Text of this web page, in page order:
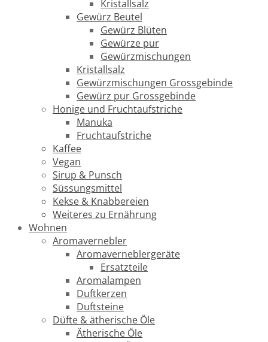
Kristallsalz
Gewürz Beutel
Gewürz Blüten
Gewürze pur
Gewürzmischungen
Kristallsalz
Gewürzmischungen Grossgebinde
Gewürz pur Grossgebinde
Honige und Fruchtaufstriche
Manuka
Fruchtaufstriche
Kaffee
Vegan
Sirup & Punsch
Süssungsmittel
Kekse & Knabbereien
Weiteres zu Ernährung
Wohnen
Aromavernebler
Aromaverneblergeräte
Ersatzteile
Aromalampen
Duftkerzen
Duftsteine
Düfte & ätherische Öle
Ätherische Öle